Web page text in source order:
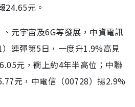
24.65元。
元宇宙及6G等發展，中資電訊
連彈第5日，一度升1.9%高見
元，衝上約4年半高位；中聯
元，中電信（00728）揚2.9%